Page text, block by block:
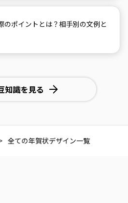
のポイントとは？相手別の文例と
知識を見る
全ての年賀状デザイン一覧